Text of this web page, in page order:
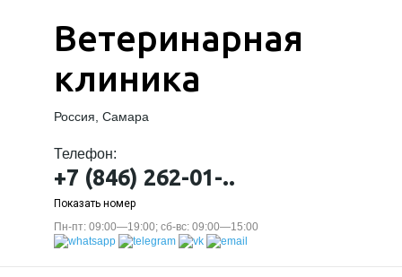
Ветеринарная
клиника
Россия, Самара
Телефон:
+7 (846) 262-01-..
Показать номер
Пн-пт: 09:00—19:00; сб-вс: 09:00—15:00